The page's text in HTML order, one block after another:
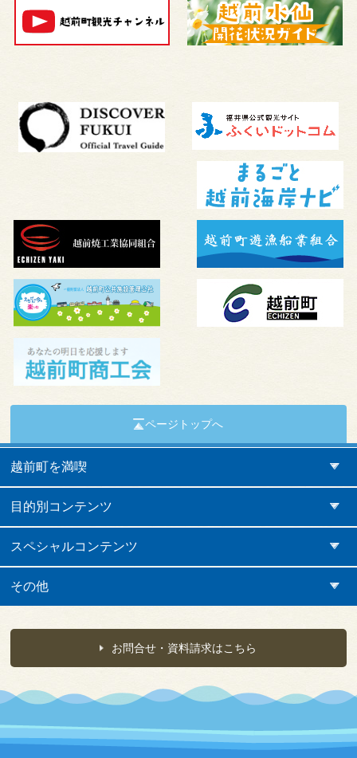
ページトップへ
越前町を満喫
目的別コンテンツ
スペシャルコンテンツ
その他
お問合せ・資料請求はこちら